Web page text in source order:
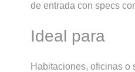
de entrada con specs
Ideal para
Habitaciones, oficinas o